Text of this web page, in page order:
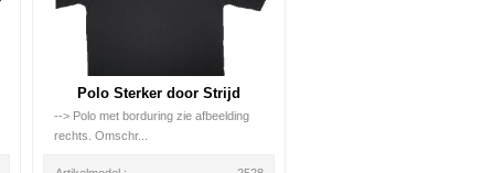
Polo Sterker door Strijd
--> Polo met borduring zie afbeelding
rechts. Omschr...